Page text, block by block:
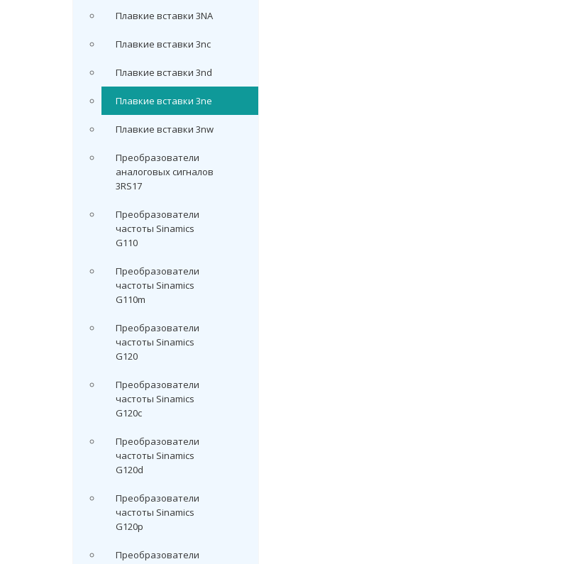
Плавкие вставки 3NA
Плавкие вставки 3nc
Плавкие вставки 3nd
Плавкие вставки 3ne
Плавкие вставки 3nw
Преобразователи
аналоговых сигналов
3RS17
Преобразователи
частоты Sinamics
G110
Преобразователи
частоты Sinamics
G110m
Преобразователи
частоты Sinamics
G120
Преобразователи
частоты Sinamics
G120c
Преобразователи
частоты Sinamics
G120d
Преобразователи
частоты Sinamics
G120p
Преобразователи